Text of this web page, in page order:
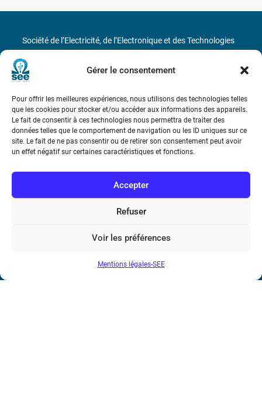
Gérer le consentement
Pour offrir les meilleures expériences, nous utilisons des technologies telles
que les cookies pour stocker et/ou accéder aux informations des appareils.
Le fait de consentir à ces technologies nous permettra de traiter des
données telles que le comportement de navigation ou les ID uniques sur ce
site. Le fait de ne pas consentir ou de retirer son consentement peut avoir
un effet négatif sur certaines caractéristiques et fonctions.
Accepter
Refuser
Voir les préférences
Mentions légales-SEE
Bicentenaire des découvertes d’André-
Conditions Générales de Vente
Société de l’Electricité, de l’Electronique et des Technologies
17 rue de l’Amiral Hamelin
Métro : « Boissière » Ligne 6 et « Iéna » Ligne 9
Téléphone : (+33) 1 56 90 37 17